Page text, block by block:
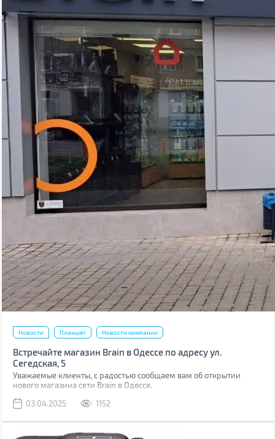
Новости Планшет Новости компании
Встречайте магазин Brain в Одессе по адресу ул.
Сегедская, 5
Уважаемые клиенты, с радостью сообщаем вам об открытии
нового магазина сети Brain в Одессе.
03.04.2025
1152